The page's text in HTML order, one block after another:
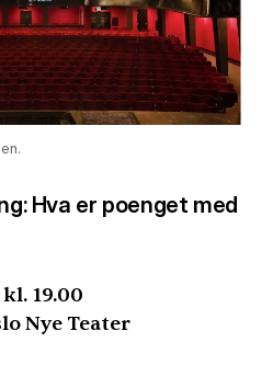
Hva er poenget med
19.00
Nye Teater